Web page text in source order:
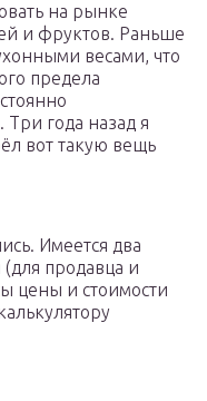
на рынке
и фруктов. Раньше
весами, что
предела
Три года назад я
вот такую вещь
Имеется два
продавца и
цены и стоимости